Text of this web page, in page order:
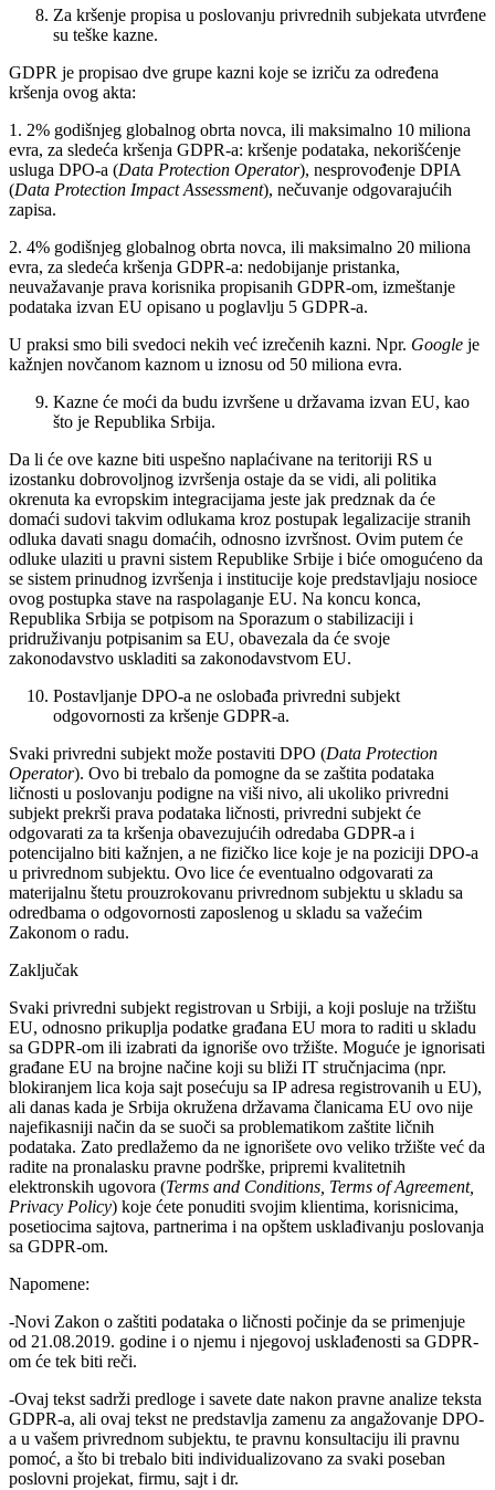
Za kršenje propisa u poslovanju privrednih subjekata utvrđene
su teške kazne.
GDPR je propisao dve grupe kazni koje se izriču za određena
kršenja ovog akta:
1. 2% godišnjeg globalnog obrta novca, ili maksimalno 10 miliona
evra, za sledeća kršenja GDPR-a: kršenje podataka, nekorišćenje
usluga DPO-a (Data Protection Operator), nesprovođenje DPIA
(Data Protection Impact Assessment), nečuvanje odgovarajućih
zapisa.
2. 4% godišnjeg globalnog obrta novca, ili maksimalno 20 miliona
evra, za sledeća kršenja GDPR-a: nedobijanje pristanka,
neuvažavanje prava korisnika propisanih GDPR-om, izmeštanje
podataka izvan EU opisano u poglavlju 5 GDPR-a.
U praksi smo bili svedoci nekih već izrečenih kazni. Npr. Google je
kažnjen novčanom kaznom u iznosu od 50 miliona evra.
Kazne će moći da budu izvršene u državama izvan EU, kao
što je Republika Srbija.
Da li će ove kazne biti uspešno naplaćivane na teritoriji RS u
izostanku dobrovoljnog izvršenja ostaje da se vidi, ali politika
okrenuta ka evropskim integracijama jeste jak predznak da će
domaći sudovi takvim odlukama kroz postupak legalizacije stranih
odluka davati snagu domaćih, odnosno izvršnost. Ovim putem će
odluke ulaziti u pravni sistem Republike Srbije i biće omogućeno da
se sistem prinudnog izvršenja i institucije koje predstavljaju nosioce
ovog postupka stave na raspolaganje EU. Na koncu konca,
Republika Srbija se potpisom na Sporazum o stabilizaciji i
pridruživanju potpisanim sa EU, obavezala da će svoje
zakonodavstvo uskladiti sa zakonodavstvom EU.
Postavljanje DPO-a ne oslobađa privredni subjekt
odgovornosti za kršenje GDPR-a.
Svaki privredni subjekt može postaviti DPO (Data Protection
Operator). Ovo bi trebalo da pomogne da se zaštita podataka
ličnosti u poslovanju podigne na viši nivo, ali ukoliko privredni
subjekt prekrši prava podataka ličnosti, privredni subjekt će
odgovarati za ta kršenja obavezujućih odredaba GDPR-a i
potencijalno biti kažnjen, a ne fizičko lice koje je na poziciji DPO-a
u privrednom subjektu. Ovo lice će eventualno odgovarati za
materijalnu štetu prouzrokovanu privrednom subjektu u skladu sa
odredbama o odgovornosti zaposlenog u skladu sa važećim
Zakonom o radu.
Zaključak
Svaki privredni subjekt registrovan u Srbiji, a koji posluje na tržištu
EU, odnosno prikuplja podatke građana EU mora to raditi u skladu
sa GDPR-om ili izabrati da ignoriše ovo tržište. Moguće je ignorisati
građane EU na brojne načine koji su bliži IT stručnjacima (npr.
blokiranjem lica koja sajt posećuju sa IP adresa registrovanih u EU),
ali danas kada je Srbija okružena državama članicama EU ovo nije
najefikasniji način da se suoči sa problematikom zaštite ličnih
podataka. Zato predlažemo da ne ignorišete ovo veliko tržište već da
radite na pronalasku pravne podrške, pripremi kvalitetnih
elektronskih ugovora (Terms and Conditions, Terms of Agreement,
Privacy Policy) koje ćete ponuditi svojim klientima, korisnicima,
posetiocima sajtova, partnerima i na opštem usklađivanju poslovanja
sa GDPR-om.
Napomene:
-Novi Zakon o zaštiti podataka o ličnosti počinje da se primenjuje
od 21.08.2019. godine i o njemu i njegovoj usklađenosti sa GDPR-
om će tek biti reči.
-Ovaj tekst sadrži predloge i savete date nakon pravne analize teksta
GDPR-a, ali ovaj tekst ne predstavlja zamenu za angažovanje DPO-
a u vašem privrednom subjektu, te pravnu konsultaciju ili pravnu
pomoć, a što bi trebalo biti individualizovano za svaki poseban
poslovni projekat, firmu, sajt i dr.